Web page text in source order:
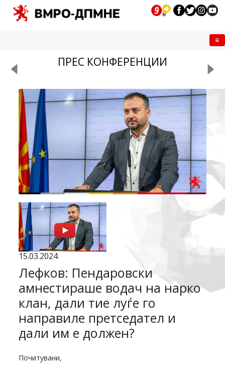
ПРЕС КОНФЕРЕНЦИИ
15.03.2024
Лефков: Пендаровски
амнестираше водач на нарко
клан, дали тие луѓе го
направиле претседател и
дали им е должен?
Почитувани,